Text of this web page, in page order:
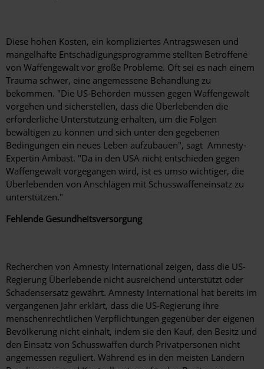
Diese hohen Kosten, ein kompliziertes Antragswesen und
mangelhafte Entschädigungsprogramme stellten Betroffene
von Waffengewalt vor große Probleme. Oft sei es nach einem
Trauma schwer, eine angemessene Behandlung zu
bekommen. "Die US-Behörden müssen gegen Waffengewalt
vorgehen und sicherstellen, dass die Überlebenden die
erforderliche Unterstützung erhalten, um die Folgen
bewältigen zu können und sich unter den gegebenen
Bedingungen ein neues Leben aufzubauen", sagt Amnesty-
Expertin Ambast. "Da in den USA nicht entschieden gegen
Waffengewalt vorgegangen wird, ist es umso wichtiger, die
Überlebenden von Anschlägen mit Schusswaffeneinsatz zu
unterstützen."
Fehlende Gesundheitsversorgung
Recherchen von Amnesty International zeigen, dass die US-
Regierung Überlebende nicht ausreichend unterstützt oder
Schadensersatz gewährt. Amnesty International hat bereits im
vergangenen Jahr erklärt, dass die US-Regierung ihre
menschenrechtlichen Verpflichtungen gegenüber der eigenen
Bevölkerung nicht einhält, indem sie den Kauf, den Besitz und
den Einsatz von Schusswaffen durch Privatpersonen nicht
angemessen reguliert. Während es in den meisten Ländern